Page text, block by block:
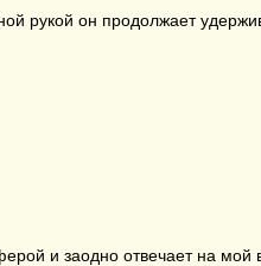
рукой он продолжает
и заодно отвечает на мой